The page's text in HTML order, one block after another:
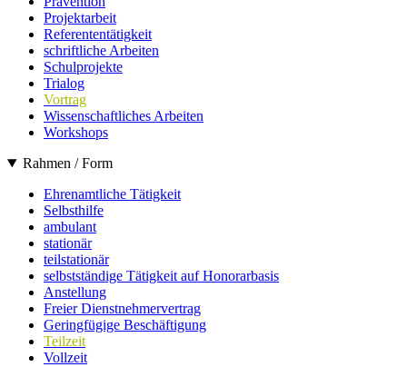
Projektarbeit
Referententätigkeit
schriftliche Arbeiten
Schulprojekte
Trialog
Vortrag
Wissenschaftliches Arbeiten
Workshops
Rahmen / Form
Ehrenamtliche Tätigkeit
Selbsthilfe
ambulant
stationär
teilstationär
selbstständige Tätigkeit auf Honorarbasis
Anstellung
Freier Dienstnehmervertrag
Geringfügige Beschäftigung
Teilzeit
Vollzeit